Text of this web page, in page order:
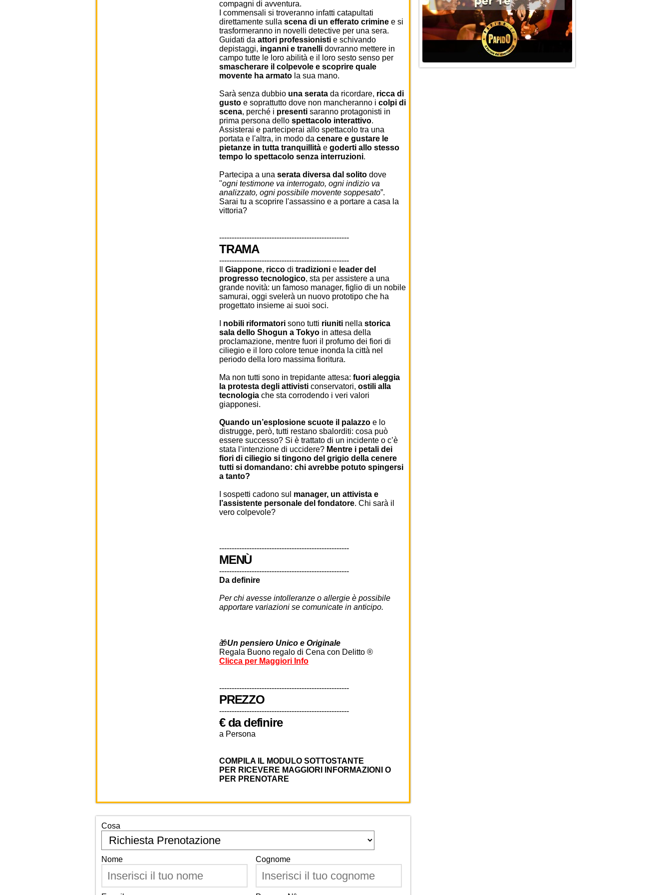
compagni di avventura.
I commensali si troveranno infatti catapultati
direttamente sulla scena di un efferato crimine e si
trasformeranno in novelli detective per una sera.
Guidati da attori professionisti e schivando
depistaggi, inganni e tranelli dovranno mettere in
campo tutte le loro abilità e il loro sesto senso per
smascherare il colpevole e scoprire quale
movente ha armato la sua mano.
Sarà senza dubbio una serata da ricordare, ricca di
gusto e soprattutto dove non mancheranno i colpi di
scena, perché i presenti saranno protagonisti in
prima persona dello spettacolo interattivo.
Assisterai e parteciperai allo spettacolo tra una
portata e l'altra, in modo da cenare e gustare le
pietanze in tutta tranquillità e goderti allo stesso
tempo lo spettacolo senza interruzioni.
Partecipa a una serata diversa dal solito dove
"ogni testimone va interrogato, ogni indizio va
analizzato, ogni possibile movente soppesato”.
Sarai tu a scoprire l'assassino e a portare a casa la
vittoria?
----------------------------------------------------
TRAMA
----------------------------------------------------
Giappone, ricco di tradizioni e leader del
progresso tecnologico, sta per assistere a una
grande novità: un famoso manager, figlio di un nobile
samurai, oggi svelerà un nuovo prototipo che ha
progettato insieme ai suoi soci.
nobili riformatori sono tutti riuniti nella storica
sala dello Shogun a Tokyo in attesa della
proclamazione, mentre fuori il profumo dei fiori di
ciliegio e il loro colore tenue inonda la città nel
periodo della loro massima fioritura.
Ma non tutti sono in trepidante attesa: fuori aleggia
la protesta degli attivisti conservatori, ostili alla
tecnologia che sta corrodendo i veri valori
giapponesi.
Quando un’esplosione scuote il palazzo e lo
distrugge, però, tutti restano sbalorditi: cosa può
essere successo? Si è trattato di un incidente o c’è
stata l’intenzione di uccidere? Mentre i petali dei
fiori di ciliegio si tingono del grigio della cenere
tutti si domandano: chi avrebbe potuto spingersi
a tanto?
I sospetti cadono sul manager, un attivista e
l’assistente personale del fondatore. Chi sarà il
vero colpevole?
----------------------------------------------------
MENÙ
----------------------------------------------------
Da definire
Per chi avesse intolleranze o allergie è possibile
apportare variazioni se comunicate in anticipo.
🎁Un pensiero Unico e Originale
Regala Buono regalo di Cena con Delitto ®
Clicca per Maggiori Info
----------------------------------------------------
PREZZO
----------------------------------------------------
€ da definire
a Persona
COMPILA IL MODULO SOTTOSTANTE
PER RICEVERE MAGGIORI INFORMAZIONI O
PER PRENOTARE
Cosa
Nome Cognome